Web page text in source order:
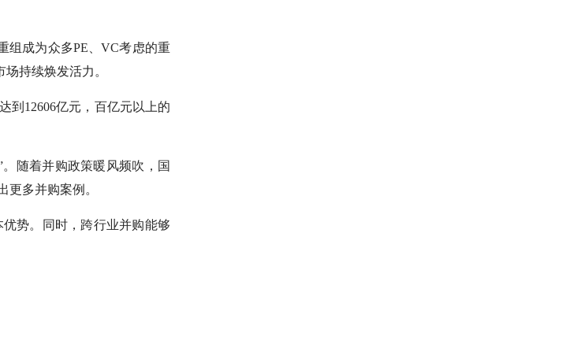
组成为众多PE、VC考虑的重
持续焕发活力。
到12606亿元，百亿元以上的
随着并购政策暖风频吹，国
多并购案例。
势。同时，跨行业并购能够